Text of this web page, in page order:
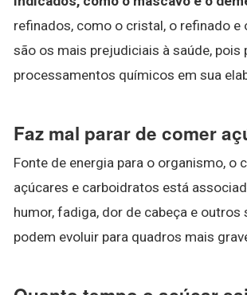
refinados, como o cristal, o refinado e
são os mais prejudiciais à saúde, pois
processamentos químicos em sua
Faz mal parar de comer
Fonte de energia para o organismo, o
açúcares e carboidratos está
humor, fadiga, dor de cabeça e outros
podem evoluir para quadros mais